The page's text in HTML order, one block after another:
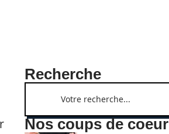
Recherche
Nos coups de coeur